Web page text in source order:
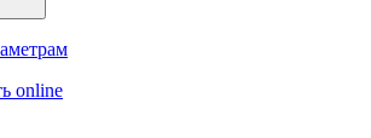
online